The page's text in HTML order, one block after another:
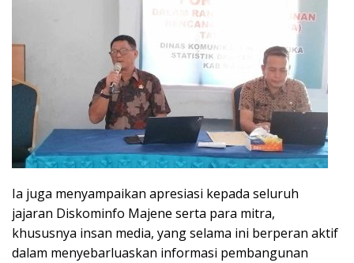
Ia juga menyampaikan apresiasi kepada seluruh
jajaran Diskominfo Majene serta para mitra,
khususnya insan media, yang selama ini berperan aktif
dalam menyebarluaskan informasi pembangunan